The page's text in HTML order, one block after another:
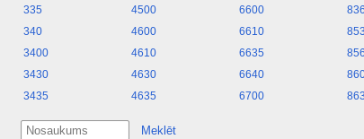
335
340
3400
3430
3435
4500
4600
4610
4630
4635
6600
6610
6635
6640
6700
Meklēt